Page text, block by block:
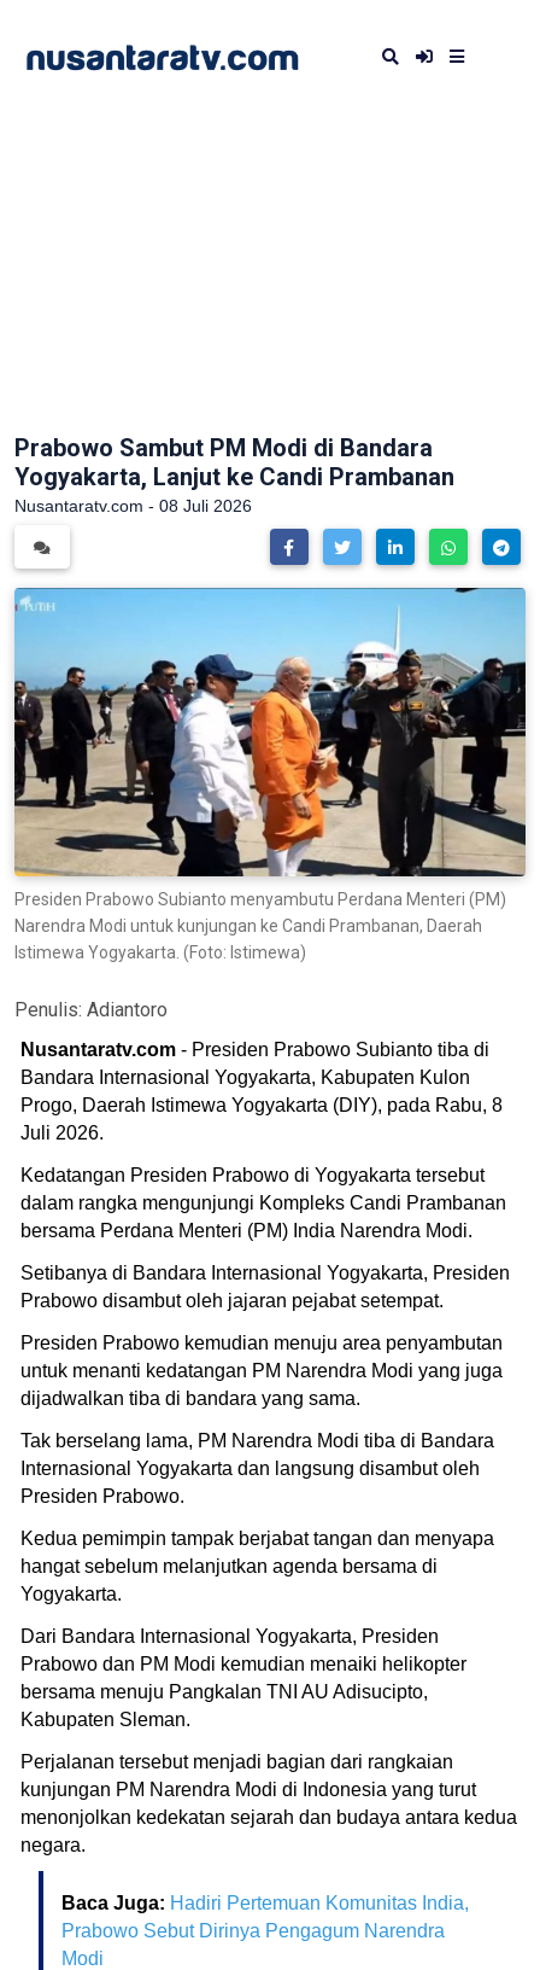
Prabowo Sambut PM Modi di Bandara
Yogyakarta, Lanjut ke Candi Prambanan
Nusantaratv.com - 08 Juli 2026
Presiden Prabowo Subianto menyambutu Perdana Menteri (PM)
Narendra Modi untuk kunjungan ke Candi Prambanan, Daerah
Istimewa Yogyakarta. (Foto: Istimewa)
Penulis: Adiantoro
Nusantaratv.com - Presiden Prabowo Subianto tiba di
Bandara Internasional Yogyakarta, Kabupaten Kulon
Progo, Daerah Istimewa Yogyakarta (DIY), pada Rabu, 8
Juli 2026.
Kedatangan Presiden Prabowo di Yogyakarta tersebut
dalam rangka mengunjungi Kompleks Candi Prambanan
bersama Perdana Menteri (PM) India Narendra Modi.
Setibanya di Bandara Internasional Yogyakarta, Presiden
Prabowo disambut oleh jajaran pejabat setempat.
Presiden Prabowo kemudian menuju area penyambutan
untuk menanti kedatangan PM Narendra Modi yang juga
dijadwalkan tiba di bandara yang sama.
Tak berselang lama, PM Narendra Modi tiba di Bandara
Internasional Yogyakarta dan langsung disambut oleh
Presiden Prabowo.
Kedua pemimpin tampak berjabat tangan dan menyapa
hangat sebelum melanjutkan agenda bersama di
Yogyakarta.
Dari Bandara Internasional Yogyakarta, Presiden
Prabowo dan PM Modi kemudian menaiki helikopter
bersama menuju Pangkalan TNI AU Adisucipto,
Kabupaten Sleman.
Perjalanan tersebut menjadi bagian dari rangkaian
kunjungan PM Narendra Modi di Indonesia yang turut
menonjolkan kedekatan sejarah dan budaya antara kedua
negara.
Baca Juga: Hadiri Pertemuan Komunitas India,
Prabowo Sebut Dirinya Pengagum Narendra
Modi